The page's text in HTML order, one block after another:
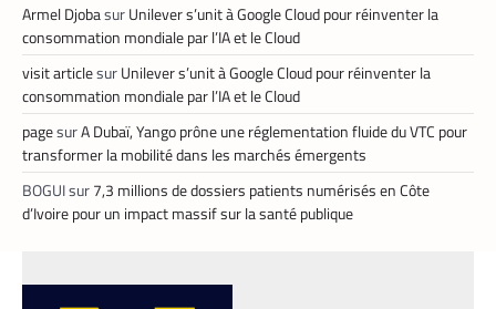
APPLICATION , TECH AFRIQUE
Prosuma et Yango Food : un partenariat qui
impacte le marché du travail ivoirien
La Rédaction 10 mai 2026
Le partenariat entre Prosuma et Yango
Food promet de transformer le commerce
ivoirien en stimulant l’emploi local,
et inclusive.
Armel DjobasurUnilever s’unit à Google Cloud pour réinventer la
consommation mondiale par l’IA et le Cloud
visit articlesurUnilever s’unit à Google Cloud pour réinventer la
consommation mondiale par l’IA et le Cloud
pagesurA Dubaï, Yango prône une réglementation fluide du VTC pour
transformer la mobilité dans les marchés émergents
BOGUIsur7,3 millions de dossiers patients numérisés en Côte
d’Ivoire pour un impact massif sur la santé publique